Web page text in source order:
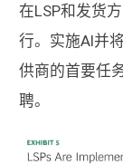
在LSP和发货
行。实施AI并
供商的首要任
聘。